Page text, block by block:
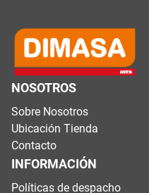
NOSOTROS
Sobre Nosotros
Ubicación Tienda
Contacto
INFORMACIÓN
Políticas de despacho